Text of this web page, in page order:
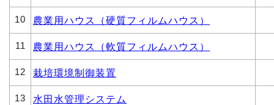
10 農業用ハウス（硬質フィルムハウス）
11 農業用ハウス（軟質フィルムハウス）
12 栽培環境制御装置
13 水田水管理システム